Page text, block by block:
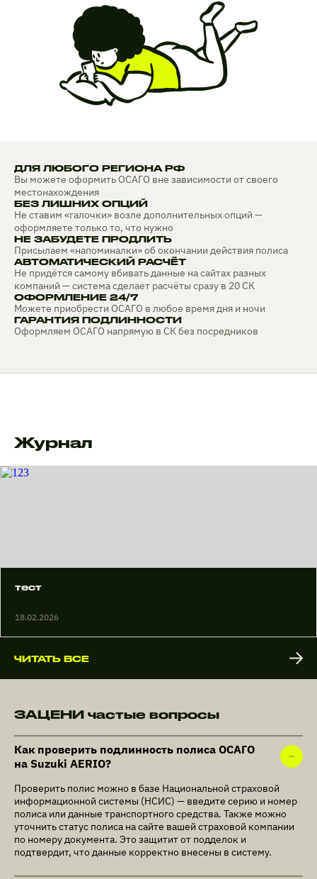
ДЛЯ ЛЮБОГО РЕГИОНА РФ
Вы можете оформить ОСАГО вне зависимости от своего
местонахождения
БЕЗ ЛИШНИХ ОПЦИЙ
Не ставим «галочки» возле дополнительных опций —
оформляете только то, что нужно
НЕ ЗАБУДЕТЕ ПРОДЛИТЬ
Присылаем «напоминалки» об окончании действия полиса
АВТОМАТИЧЕСКИЙ РАСЧЁТ
Не придётся самому вбивать данные на сайтах разных
компаний — система сделает расчёты сразу в 20 СК
ОФОРМЛЕНИЕ 24/7
Можете приобрести ОСАГО в любое время дня и ночи
ГАРАНТИЯ ПОДЛИННОСТИ
Оформляем ОСАГО напрямую в СК без посредников
Журнал
тест
18.02.2026
ЧИТАТЬ ВСЕ
ЗАЦЕНИ частые вопросы
Как проверить подлинность полиса ОСАГО
на Suzuki AERIO?
Проверить полис можно в базе Национальной страховой
информационной системы (НСИС) — введите серию и номер
полиса или данные транспортного средства. Также можно
уточнить статус полиса на сайте вашей страховой компании
по номеру документа. Это защитит от подделок и
подтвердит, что данные корректно внесены в систему.